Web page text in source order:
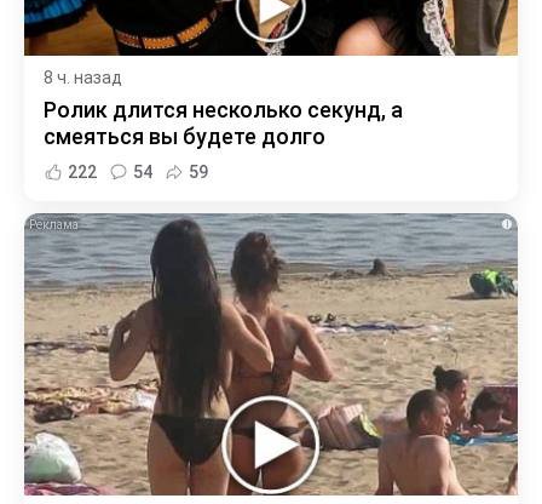
8 ч. назад
Ролик длится несколько секунд, а
смеяться вы будете долго
222 54 59
i